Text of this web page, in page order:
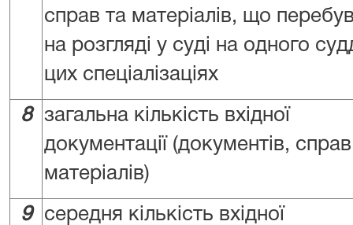
справ та матеріалів, що
на розгляді у суді на одного
цих спеціалізаціях
8
загальна кількість вхідної
документації (документів,
матеріалів)
9
середня кількість вхідної